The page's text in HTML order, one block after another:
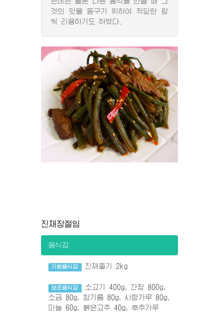
것의 맛을 돋구기 위하여 적당한 량
씩 리용하기도 하였다.
진채장절임
음식감
기본음식감 진채줄기 2kg
보조음식감
소고기 400g, 간장 800g,
소금 80g, 참기름 80g, 사탕가루 80g,
마늘 60g, 붉은고추 40g, 후추가루